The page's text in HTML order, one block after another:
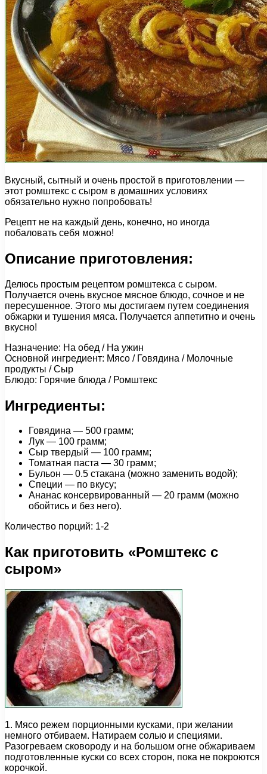
Вкусный, сытный и очень простой в приготовлении —
этот ромштекс с сыром в домашних условиях
обязательно нужно попробовать!
Рецепт не на каждый день, конечно, но иногда
побаловать себя можно!
Описание приготовления:
Делюсь простым рецептом ромштекса с сыром.
Получается очень вкусное мясное блюдо, сочное и не
пересушенное. Этого мы достигаем путем соединения
обжарки и тушения мяса. Получается аппетитно и очень
вкусно!
Назначение: На обед / На ужин
Основной ингредиент: Мясо / Говядина / Молочные
продукты / Сыр
Блюдо: Горячие блюда / Ромштекс
Ингредиенты:
Говядина — 500 грамм;
Лук — 100 грамм;
Сыр твердый — 100 грамм;
Томатная паста — 30 грамм;
Бульон — 0.5 стакана (можно заменить водой);
Специи — по вкусу;
Ананас консервированный — 20 грамм (можно
обойтись и без него).
Количество порций: 1-2
Как приготовить «Ромштекс с
сыром»
1. Мясо режем порционными кусками, при желании
немного отбиваем. Натираем солью и специями.
Разогреваем сковороду и на большом огне обжариваем
подготовленные куски со всех сторон, пока не покроются
корочкой.